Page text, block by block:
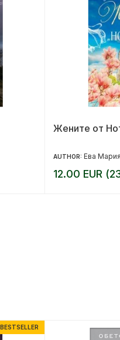
Жените от
AUTHOR: Ева
12.00 EUR
BESTSELLER